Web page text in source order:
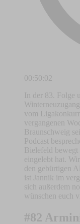
00:50:02
In der 83. Folge
vom
vergangenen
Braunschweig
Podcast
Bielefeld bewegt
eingelebt hat.
den gebürtigen
ist Jannik im
sich außerdem
wünschen euch
#82